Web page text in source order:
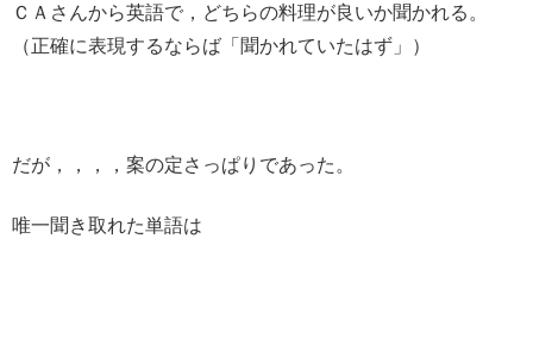
ＣＡさんから英語で，どちらの料理が良いか聞かれる。
（正確に表現するならば「聞かれていたはず」）
だが，，，，案の定さっぱりであった。
唯一聞き取れた単語は